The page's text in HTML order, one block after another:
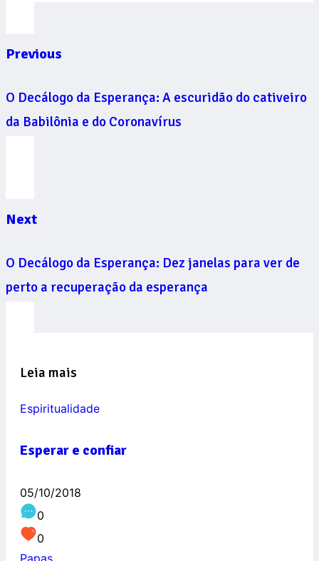
Previous
O Decálogo da Esperança: A escuridão do cativeiro
da Babilônia e do Coronavírus
Next
O Decálogo da Esperança: Dez janelas para ver de
perto a recuperação da esperança
Leia mais
Espiritualidade
Esperar e confiar
05/10/2018
0
0
Papas